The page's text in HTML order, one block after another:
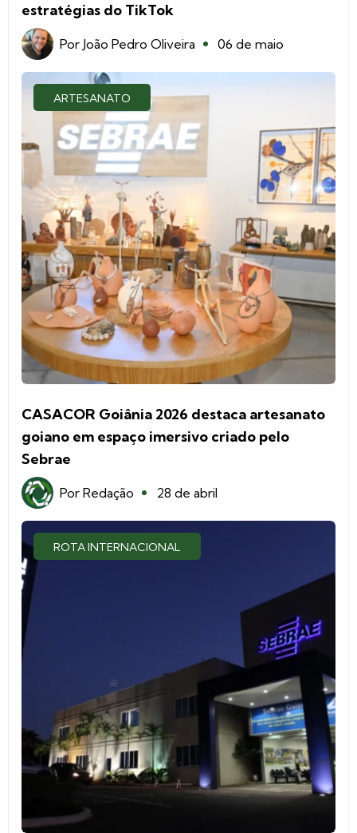
estratégias do TikTok
Por João Pedro Oliveira 06 de maio
ARTESANATO
CASACOR Goiânia 2026 destaca artesanato
goiano em espaço imersivo criado pelo
Sebrae
Por Redação 28 de abril
ROTA INTERNACIONAL